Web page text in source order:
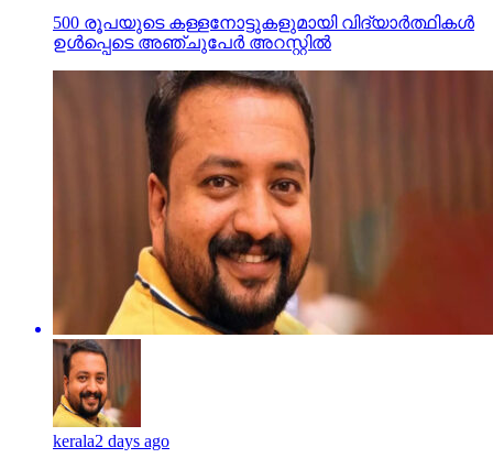
500 രൂപയുടെ കള്ളനോട്ടുകളുമായി വിദ്യാര്‍ത്ഥികള്‍
ഉള്‍പ്പെടെ അഞ്ചുപേര്‍ അറസ്റ്റില്‍
kerala2 days ago